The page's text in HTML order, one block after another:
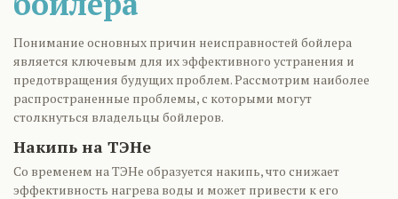
Понимание основных причин неисправностей бойлера
является ключевым для их эффективного устранения и
предотвращения будущих проблем. Рассмотрим наиболее
распространенные проблемы, с которыми могут
столкнуться владельцы бойлеров.
Накипь на ТЭНе
Со временем на ТЭНе образуется накипь, что снижает
эффективность нагрева воды и может привести к его